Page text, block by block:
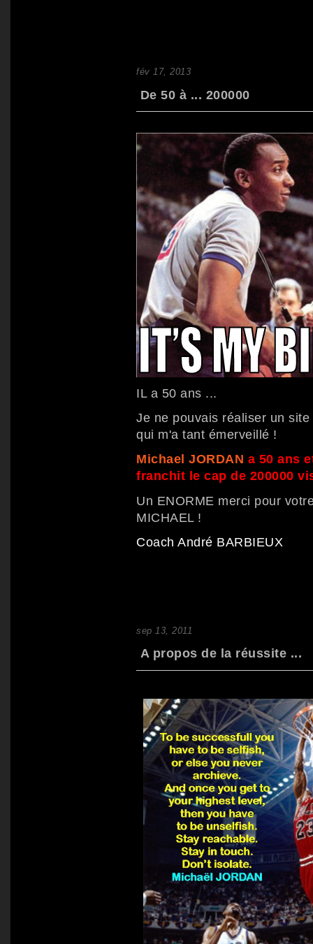
fév 17, 2013
De 50 à ... 200000
IL a 50 ans ...
Je ne pouvais réaliser un
qui m'a tant émerveillé !
Michael JORDAN a 50 ans
franchit le cap de 200000
Un ENORME merci pour
MICHAEL !
Coach André BARBIEUX
sep 13, 2011
A propos de la réussite ...